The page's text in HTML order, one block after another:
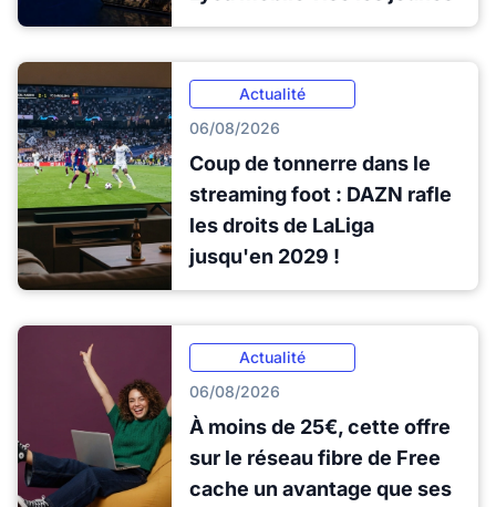
Actualité
06/08/2026
Coup de tonnerre dans le
streaming foot : DAZN rafle
les droits de LaLiga
jusqu'en 2029 !
Actualité
06/08/2026
À moins de 25€, cette offre
sur le réseau fibre de Free
cache un avantage que ses